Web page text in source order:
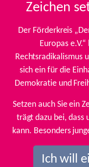
Zeichen
Der Förderkreis
Europas
Rechtsradikalismus
sich ein für die
Demokratie und
Setzen auch Sie ein
trägt dazu bei, dass
kann. Besonders
Ich will